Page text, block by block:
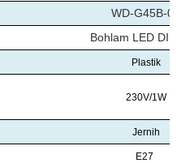
WD-G45B-02
Bohlam LED DIP
Plastik
230V/1W
Jernih
E27